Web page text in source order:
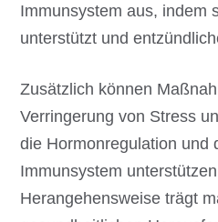
Immunsystem aus, indem
unterstützt und
Zusätzlich können
Verringerung von Stress
die Hormonregulation und
Immunsystem
Herangehensweise trägt